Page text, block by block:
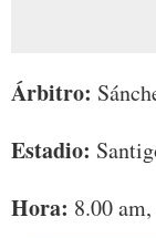
Árbitro:
Estadio:
Hora: 8.00